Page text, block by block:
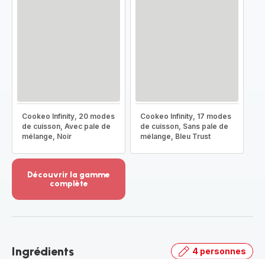
Cookeo Infinity, 20 modes
de cuisson, Avec pale de
mélange, Noir
Cookeo Infinity, 17 modes
de cuisson, Sans pale de
mélange, Bleu Trust
Découvrir la gamme
complète
-
gamme
Ingrédients 4 personnes